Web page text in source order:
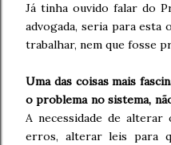
Já tinha ouvido falar do
advogada, seria para esta
trabalhar, nem que fosse
Uma das coisas mais
o problema no sistema,
A necessidade de
erros, alterar leis para